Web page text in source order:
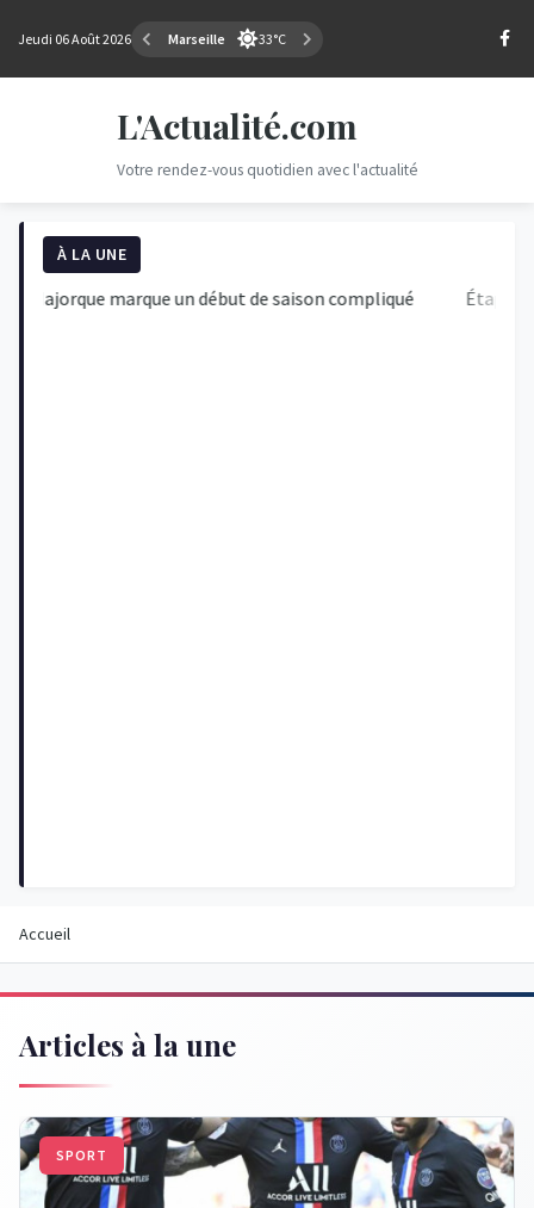
Jeudi 06 Août 2026 Marseille 33°C
L'Actualité.com
Votre rendez-vous quotidien avec l'actualité
À LA UNE
marque un début de saison compliqué Étape du Jour :
Accueil
Articles à la une
SPORT